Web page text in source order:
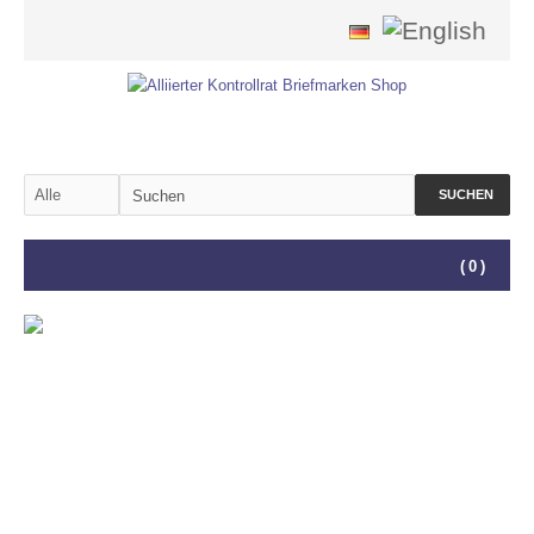
SUCHEN
( 0 )